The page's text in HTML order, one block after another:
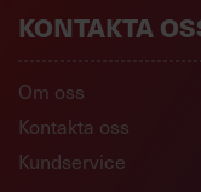
KONTAKTA
Om oss
Kontakta oss
Kundservice